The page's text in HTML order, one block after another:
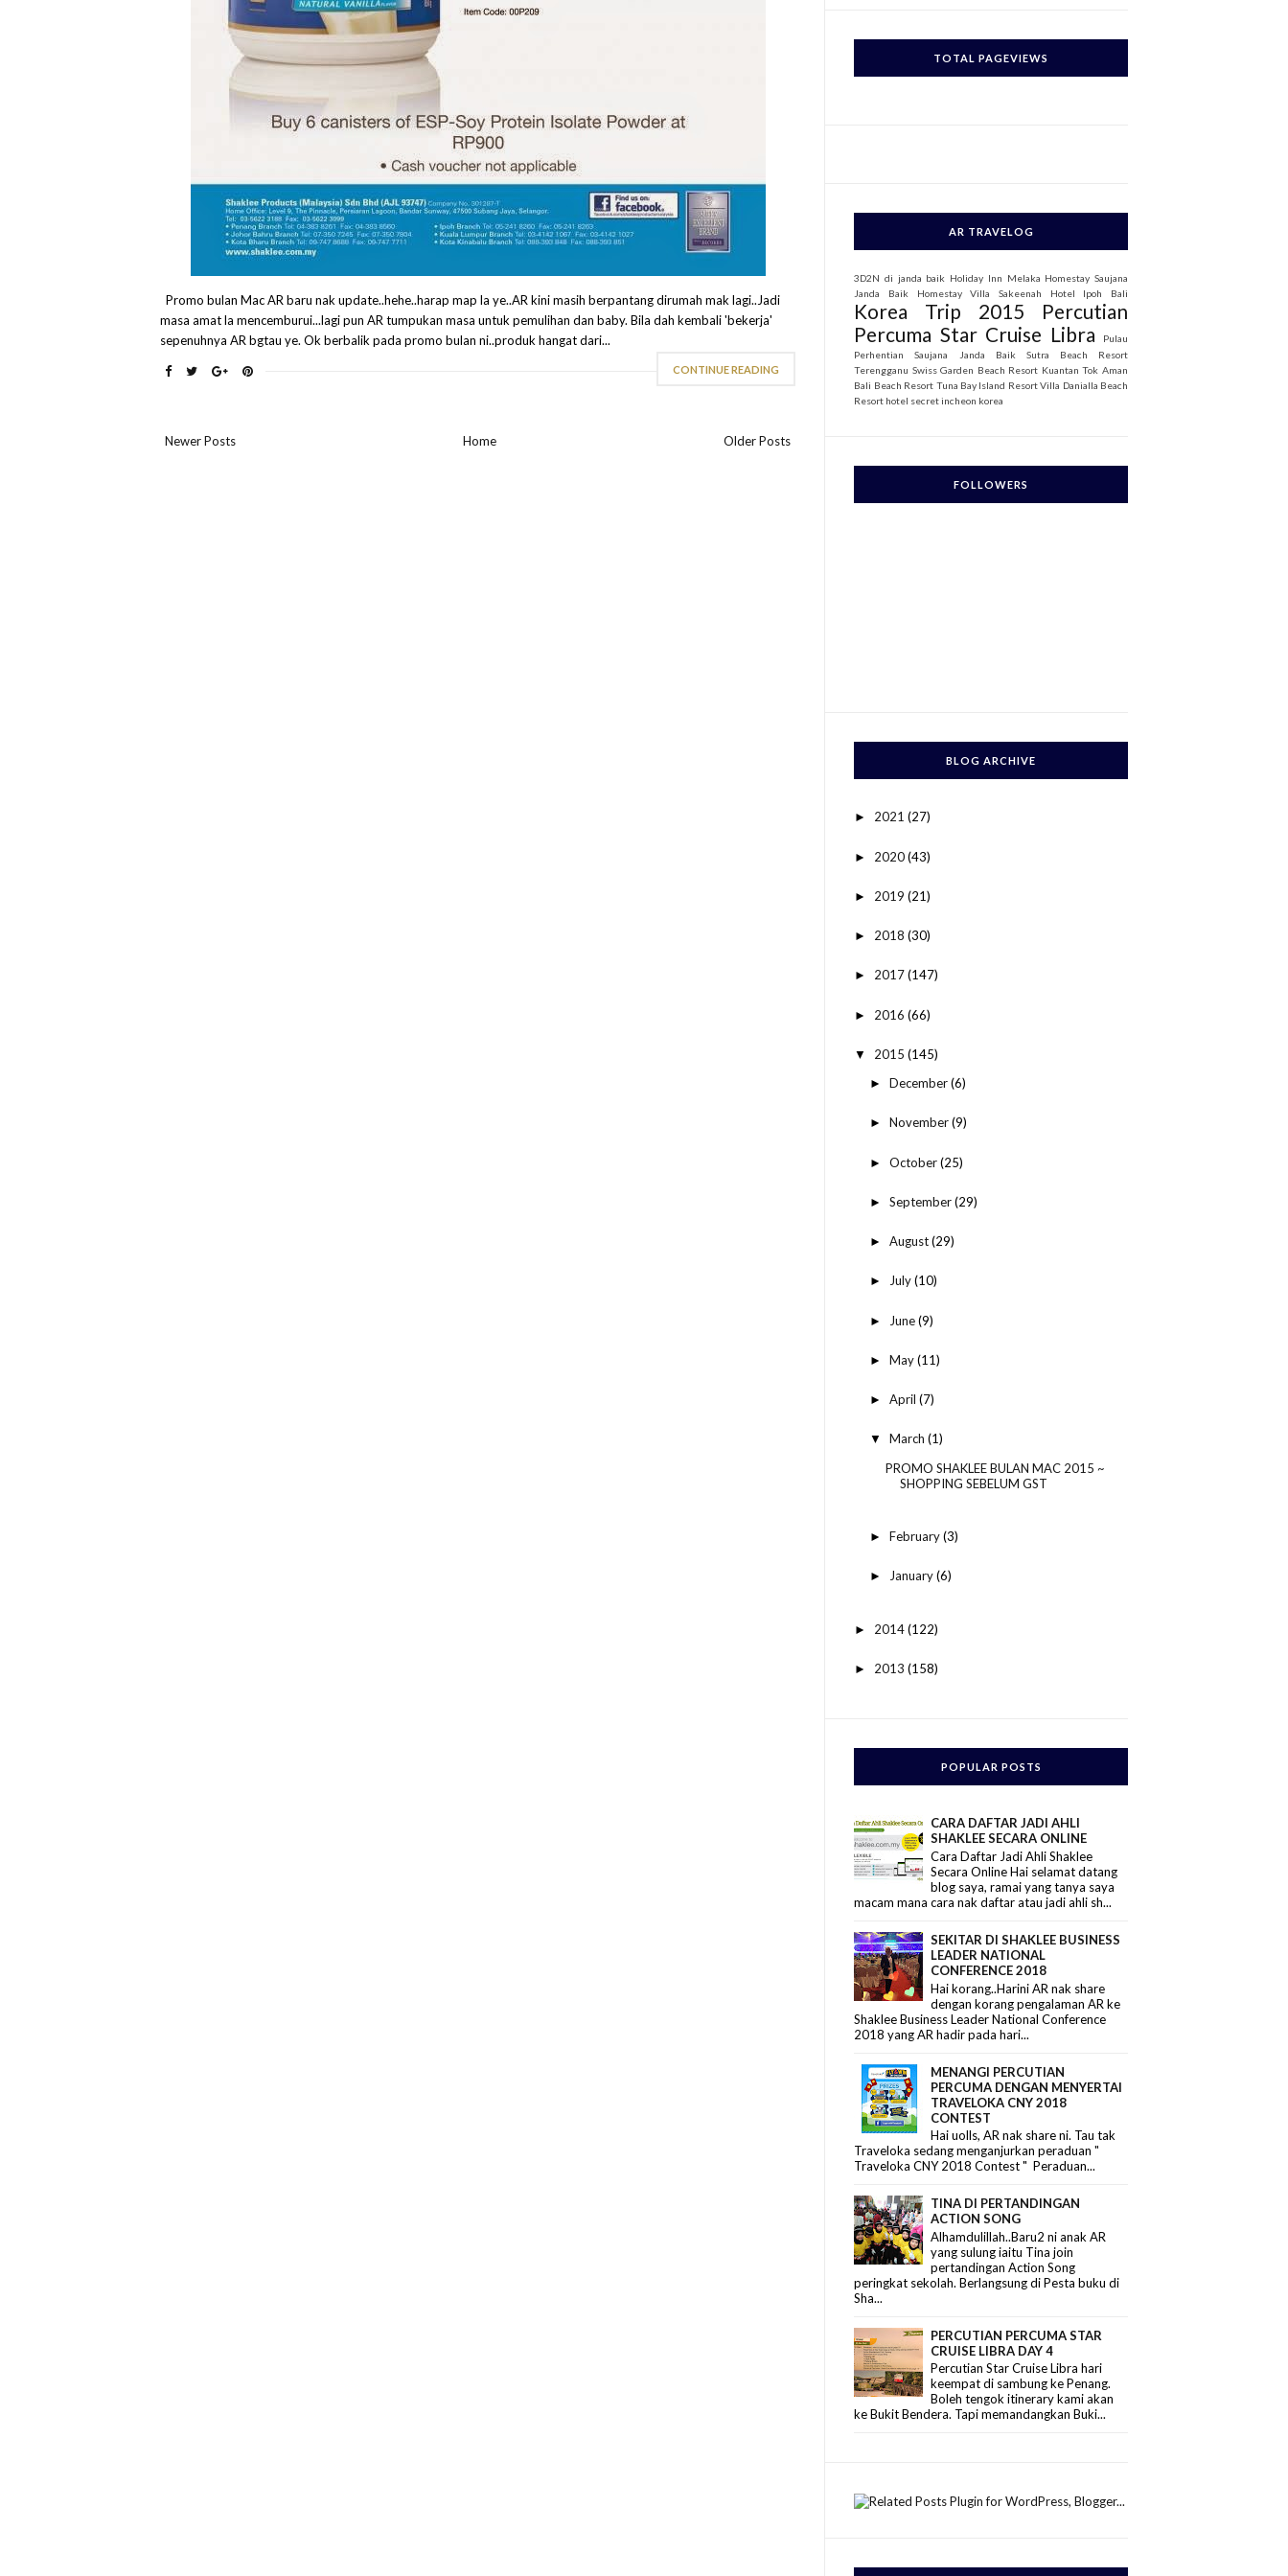
Promo bulan Mac AR baru nak update..hehe..harap map la ye..AR kini masih berpantang dirumah mak lagi..Jadi
masa amat la mencemburui...lagi pun AR tumpukan masa untuk pemulihan dan baby. Bila dah kembali 'bekerja'
sepenuhnya AR bgtau ye. Ok berbalik pada promo bulan ni..produk hangat dari...
CONTINUE READING
Newer Posts Older Posts
Home
r
TOTAL PAGEVIEWS
AR TRAVELOG
3D2N di janda baik Holiday Inn Melaka Homestay Saujana
Janda Baik
Homestay Villa Sakeenah Hotel Ipoh Bali
Korea Trip 2015
Percutian
Percuma Star Cruise Libra
Pulau
Perhentian
Saujana Janda Baik
Sutra Beach Resort
Terengganu Swiss Garden Beach Resort Kuantan Tok Aman
Bali Beach Resort Tuna Bay Island Resort Villa Danialla Beach
Resort hotel secret incheon korea
FOLLOWERS
BLOG ARCHIVE
► 2021(27)
► 2020(43)
► 2019(21)
► 2018(30)
► 2017(147)
► 2016(66)
▼ 2015(145)
► December(6)
► November(9)
► October(25)
► September(29)
► August(29)
► July(10)
► June(9)
► May(11)
► April (7)
▼ March (1)
PROMO SHAKLEE BULAN MAC 2015 ~
SHOPPING SEBELUM GST
► February(3)
► January(6)
► 2014(122)
► 2013(158)
POPULAR POSTS
CARA DAFTAR JADI AHLI
SHAKLEE SECARA ONLINE
Cara Daftar Jadi Ahli Shaklee
Secara Online Hai selamat datang
blog saya, ramai yang tanya saya
macam mana cara nak daftar atau jadi ahli sh...
SEKITAR DI SHAKLEE BUSINESS
LEADER NATIONAL
CONFERENCE 2018
Hai korang..Harini AR nak share
dengan korang pengalaman AR ke
Shaklee Business Leader National Conference
2018 yang AR hadir pada hari...
MENANGI PERCUTIAN
PERCUMA DENGAN MENYERTAI
TRAVELOKA CNY 2018
CONTEST
Hai uolls, AR nak share ni. Tau tak
Traveloka sedang menganjurkan peraduan "
Traveloka CNY 2018 Contest " Peraduan...
TINA DI PERTANDINGAN
ACTION SONG
Alhamdulillah..Baru2 ni anak AR
yang sulung iaitu Tina join
pertandingan Action Song
peringkat sekolah. Berlangsung di Pesta buku di
Sha...
PERCUTIAN PERCUMA STAR
CRUISE LIBRA DAY 4
Percutian Star Cruise Libra hari
keempat di sambung ke Penang.
Boleh tengok itinerary kami akan
ke Bukit Bendera. Tapi memandangkan Buki...